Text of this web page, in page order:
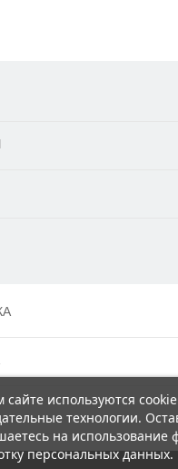
используются
технологии.
на использование
персональных данных.